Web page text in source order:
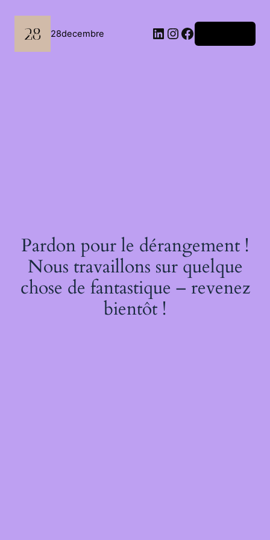
contenu
28decembre LinkedIn
Instagram
Facebook
Pardon pour le dérangement !
Nous travaillons sur quelque
chose de fantastique – revenez
bientôt !